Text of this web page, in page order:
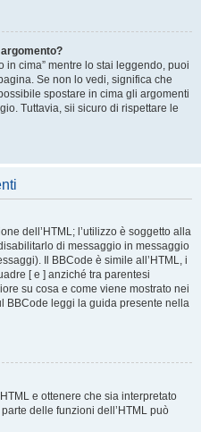
in cima” mentre lo stai leggendo, puoi
Se non lo vedi, significa che
spostare in cima gli argomenti
Tuttavia, sii sicuro di rispettare le
dell’HTML; l’utilizzo è soggetto alla
di messaggio in messaggio
Il BBCode è simile all’HTML, i
[ e ] anziché tra parentesi
su cosa e come viene mostrato nei
BBCode leggi la guida presente nella
e ottenere che sia interpretato
delle funzioni dell’HTML può